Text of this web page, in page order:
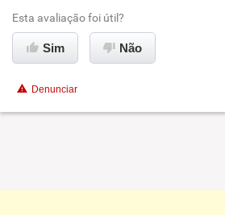
Ambiente de trabalho
Conciliação com a vida familiar
Esta avaliação foi útil?
Sim Não
Denunciar